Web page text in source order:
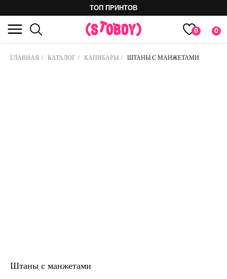
0
0
ТОП ПРИНТОВ
ГЛАВНАЯ / КАТАЛОГ / КАПИБАРЫ / ШТАНЫ С МАНЖЕТАМИ
Штаны с манжетами